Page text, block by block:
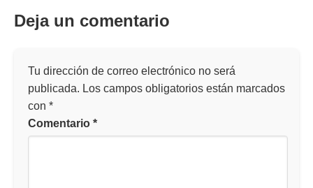
Deja un comentario
Tu dirección de correo electrónico no será
publicada. Los campos obligatorios están marcados
con *
Comentario *